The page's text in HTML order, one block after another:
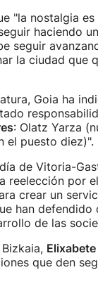
"la nostalgia
haciendo
seguir
la ciudad que
Goia ha
: Olatz Yarza
el puesto diez)".
de Vitoria-
reelección por
crear un
han defendido
de las
que den